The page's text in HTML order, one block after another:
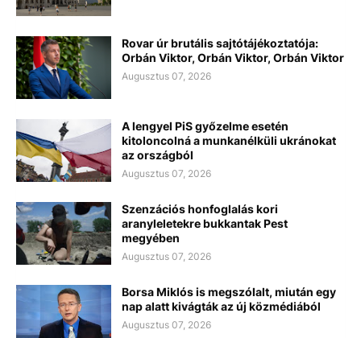
Rovar úr brutális sajtótájékoztatója:
Orbán Viktor, Orbán Viktor, Orbán Viktor
Augusztus 07, 2026
A lengyel PiS győzelme esetén
kitoloncolná a munkanélküli ukránokat
az országból
Augusztus 07, 2026
Szenzációs honfoglalás kori
aranyleletekre bukkantak Pest
megyében
Augusztus 07, 2026
Borsa Miklós is megszólalt, miután egy
nap alatt kivágták az új közmédiából
Augusztus 07, 2026